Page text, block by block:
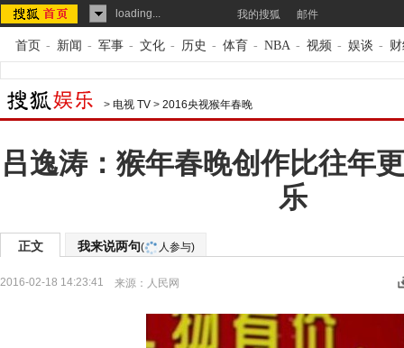
loading... 我的搜狐 邮件
首页 - 新闻 - 军事 - 文化 - 历史 - 体育 - NBA - 视频 - 娱谈 -
> 电视 TV > 2016央视猴年春晚
吕逸涛：猴年春晚创作比往年
乐
正文 我来说两句( 人参与)
2016-02-18 14:23:41 来源： 人民网